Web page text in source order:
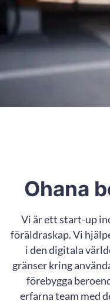
Ohana
Vi är ett start-up
föräldraskap. Vi
i den digitala
gränser kring
förebygga
erfarna team med